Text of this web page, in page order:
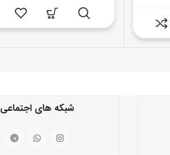
شبکه های اجتماعی